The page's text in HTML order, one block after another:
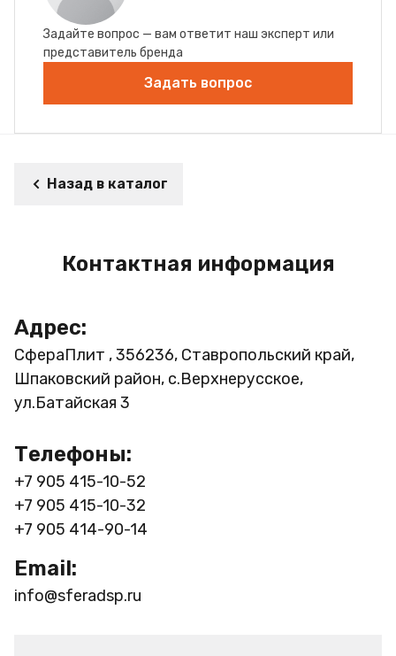
Задайте вопрос — вам ответит наш эксперт или
представитель бренда
Задать вопрос
Назад в каталог
Контактная информация
Адрес:
СфераПлит , 356236, Ставропольский край,
Шпаковский район, с.Верхнерусское,
ул.Батайская 3
Телефоны:
+7 905 415-10-52
+7 905 415-10-32
+7 905 414-90-14
Email:
info@sferadsp.ru